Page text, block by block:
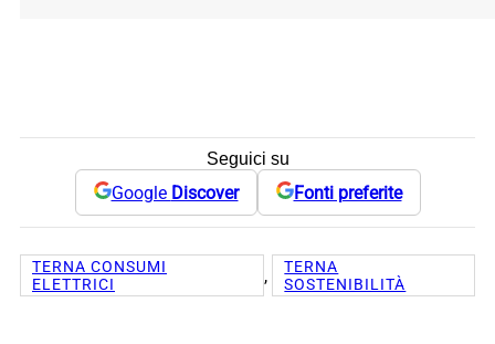
Seguici su
Google Discover Fonti preferite
TERNA CONSUMI
ELETTRICI
,
TERNA
SOSTENIBILITÀ